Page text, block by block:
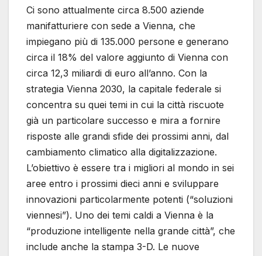
Ci sono attualmente circa 8.500 aziende
manifatturiere con sede a Vienna, che
impiegano più di 135.000 persone e generano
circa il 18% del valore aggiunto di Vienna con
circa 12,3 miliardi di euro all’anno. Con la
strategia Vienna 2030, la capitale federale si
concentra su quei temi in cui la città riscuote
già un particolare successo e mira a fornire
risposte alle grandi sfide dei prossimi anni, dal
cambiamento climatico alla digitalizzazione.
L’obiettivo è essere tra i migliori al mondo in sei
aree entro i prossimi dieci anni e sviluppare
innovazioni particolarmente potenti (“soluzioni
viennesi”). Uno dei temi caldi a Vienna è la
“produzione intelligente nella grande città”, che
include anche la stampa 3-D. Le nuove